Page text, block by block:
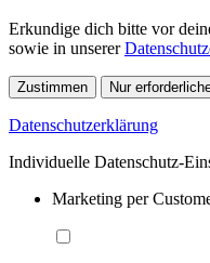
Erkundige dich bitte vor
sowie in unserer
Zustimmen Nur
Datenschutzerklärung
Individuelle Datenschutz-
Marketing per